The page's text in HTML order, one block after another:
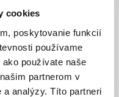
cookies
poskytovanie funkcií
používame
používate naše
partnerom v
analýzy. Títo partneri
kontaktovať